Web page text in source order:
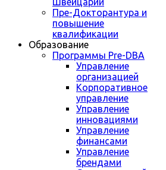
Пре-Докторантура и
повышение
квалификации
Образование
Программы Pre-DBA
Управление
организацией
Корпоративное
управление
Управление
инновациями
Управление
финансами
Управление
брендами